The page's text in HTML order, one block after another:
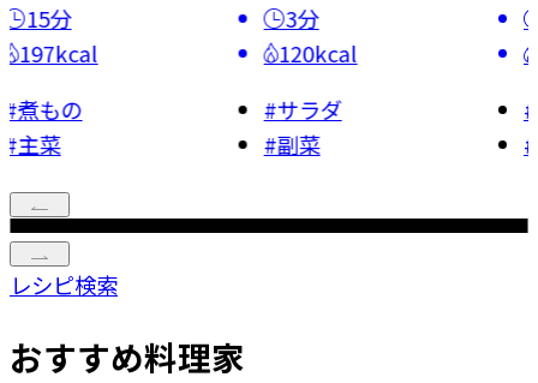
3分
120kcal
サラダ
副菜
20分
煮もの
主菜
レシピ検索
おすすめ料理家